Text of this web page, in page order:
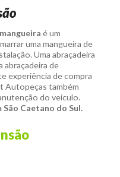
é um
uma mangueira de
Uma abraçadeira
abraçadeira de
experiência de compra
Autopeças também
do veículo.
São Caetano do Sul.